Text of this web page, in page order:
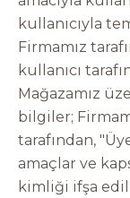
kullanıcıyla
Firmamız
kullanıcı
Mağazamız
bilgiler;
tarafından,
amaçlar ve
kimliği ifşa